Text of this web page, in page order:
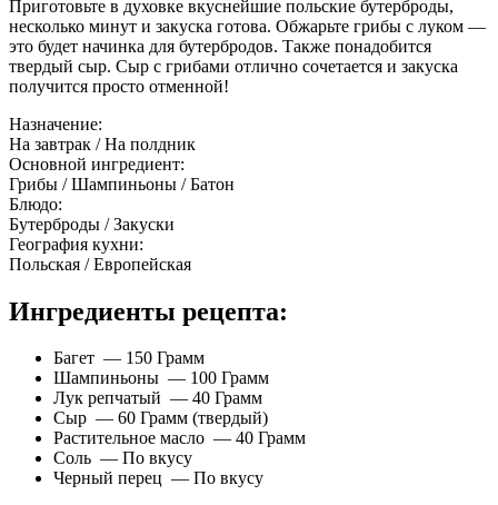
Приготовьте в духовке вкуснейшие польские бутерброды,
несколько минут и закуска готова. Обжарьте грибы с луком —
это будет начинка для бутербродов. Также понадобится
твердый сыр. Сыр с грибами отлично сочетается и закуска
получится просто отменной!
Назначение:
На завтрак / На полдник
Основной ингредиент:
Грибы / Шампиньоны / Батон
Блюдо:
Бутерброды / Закуски
География кухни:
Польская / Европейская
Ингредиенты рецепта:
Багет — 150 Грамм
Шампиньоны — 100 Грамм
Лук репчатый — 40 Грамм
Сыр — 60 Грамм (твердый)
Растительное масло — 40 Грамм
Соль — По вкусу
Черный перец — По вкусу